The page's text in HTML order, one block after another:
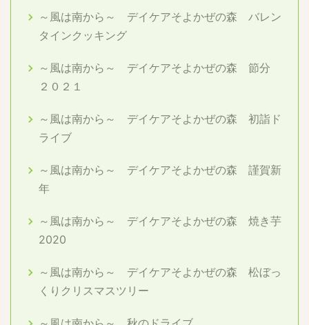
～風は南から～ デイケアそよかぜの森 バレン
タインクッキング
～風は南から～ デイケアそよかぜの森 節分
２０２１
～風は南から～ デイケアそよかぜの森 初詣ド
ライブ
～風は南から～ デイケアそよかぜの森 謹賀新
年
～風は南から～ デイケアそよかぜの森 焼き芋
2020
～風は南から～ デイケアそよかぜの森 松ぼっ
くりクリスマスツリー